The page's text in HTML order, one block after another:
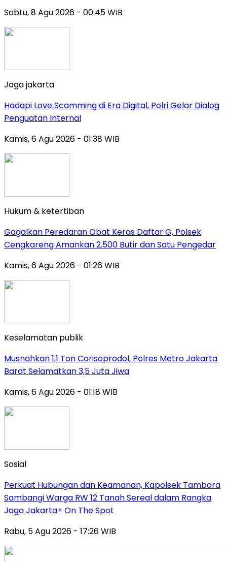
Sabtu, 8 Agu 2026 - 00:45 WIB
Jaga jakarta
Hadapi Love Scamming di Era Digital, Polri Gelar Dialog
Penguatan Internal
Kamis, 6 Agu 2026 - 01:38 WIB
Hukum & ketertiban
Gagalkan Peredaran Obat Keras Daftar G, Polsek
Cengkareng Amankan 2.500 Butir dan Satu Pengedar
Kamis, 6 Agu 2026 - 01:26 WIB
Keselamatan publik
Musnahkan 1,1 Ton Carisoprodol, Polres Metro Jakarta
Barat Selamatkan 3,5 Juta Jiwa
Kamis, 6 Agu 2026 - 01:18 WIB
Sosial
Perkuat Hubungan dan Keamanan, Kapolsek Tambora
Sambangi Warga RW 12 Tanah Sereal dalam Rangka
Jaga Jakarta+ On The Spot
Rabu, 5 Agu 2026 - 17:26 WIB